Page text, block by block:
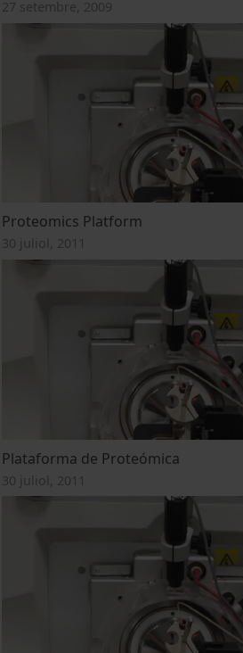
27 setembre, 2009
Proteomics Platform
30 juliol, 2011
Plataforma de Proteómica
30 juliol, 2011